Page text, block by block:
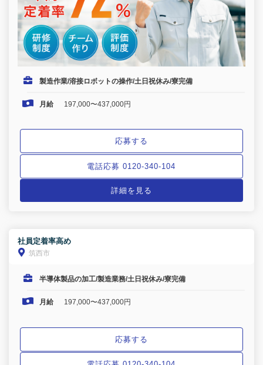
製造作業/溶接ロボットの操作/土日祝休み/寮完備
月給 197,000〜437,000円
応募する
電話応募 0120-340-104
詳細を見る
社員定着率高め
筑西市
半導体製品の加工/製造業務/土日祝休み/寮完備
月給 197,000〜437,000円
応募する